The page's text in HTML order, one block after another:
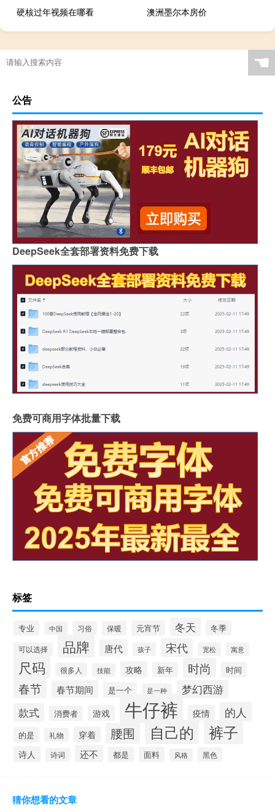
硬核过年视频在哪看 澳洲墨尔本房价
☚
公告
DeepSeek全套部署资料免费下载
免费可商用字体批量下载
标签
专业 中国 习俗 保暖 元宵节 冬天 冬季
可以选择 品牌 唐代 孩子 宋代 宽松 寓意
尺码 很多人 技能 攻略 新年 时尚 时间
春节 春节期间 是一个 是一种
梦幻西游
款式
消费者 游戏 牛仔裤 疫情 的人
的是 礼物 穿着 腰围 自己的 裤子
诗人 诗词 还不 都是 面料 风格 黑色
猜你想看的文章